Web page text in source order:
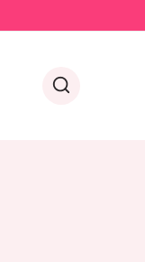
to